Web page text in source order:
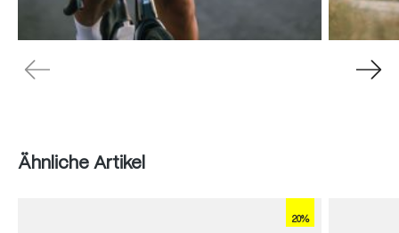
Produktgalerie überspringen
Ähnliche Artikel
20%